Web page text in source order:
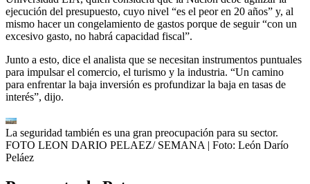
ejecución del presupuesto, cuyo nivel “es el peor en 20 años” y, al
mismo hacer un congelamiento de gastos porque de seguir “con un
excesivo gasto, no habrá capacidad fiscal”.
Junto a esto, dice el analista que se necesitan instrumentos puntuales
para impulsar el comercio, el turismo y la industria. “Un camino
para enfrentar la baja inversión es profundizar la baja en tasas de
interés”, dijo.
La seguridad también es una gran preocupación para su sector.
FOTO LEON DARIO PELAEZ/ SEMANA | Foto: León Darío
Peláez